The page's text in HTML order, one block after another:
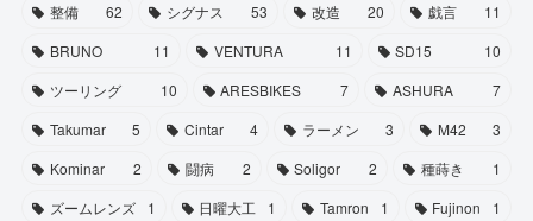
整備 62 シグナス 53 改造 20 戯言
11
BRUNO
11 VENTURA 11 SD15
10
ツーリング
10 ARESBIKES 7 ASHURA
7
Takumar
5 Cintar 4 ラーメン 3 M42
3
Kominar
2 闘病 2 Soligor 2 種蒔き
1
ズームレンズ
1 日曜大工 1 Tamron 1 Fujinon
1